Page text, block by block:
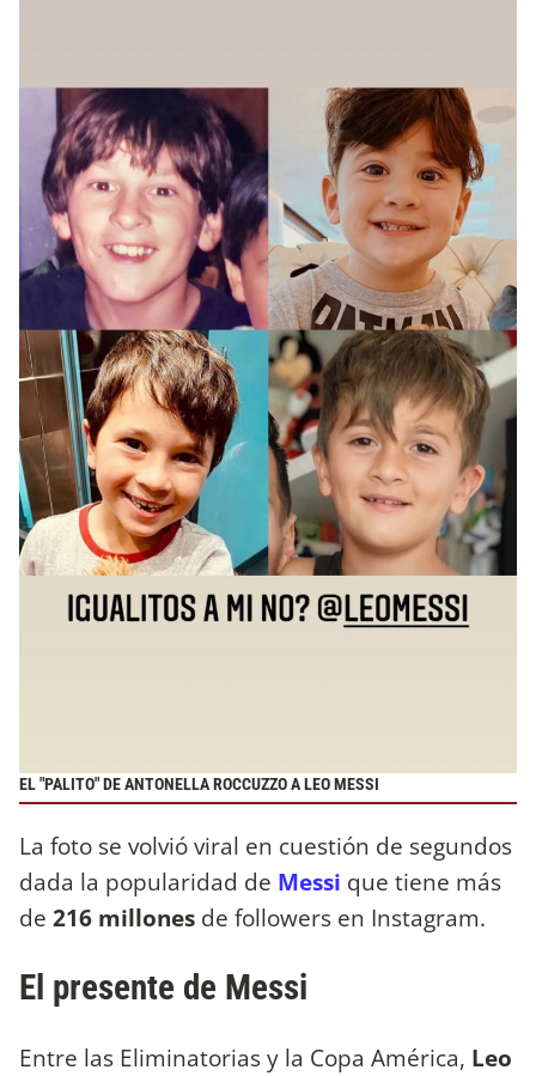
EL "PALITO" DE ANTONELLA ROCCUZZO A LEO MESSI
La foto se volvió viral en cuestión de segundos
dada la popularidad de Messi que tiene más
de 216 millones de followers en Instagram.
El presente de Messi
Entre las Eliminatorias y la Copa América, Leo